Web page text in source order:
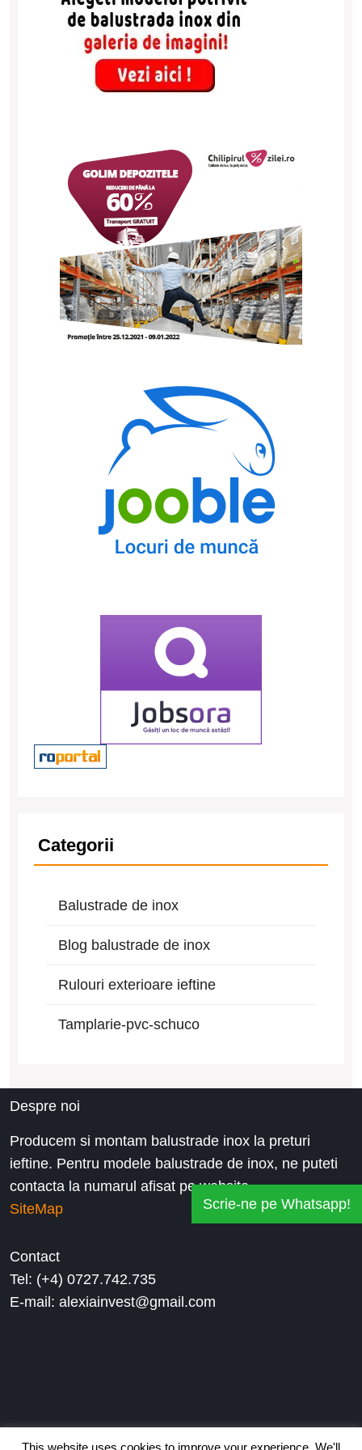
Categorii
Balustrade de inox
Blog balustrade de inox
Rulouri exterioare ieftine
Tamplarie-pvc-schuco
Despre noi
Producem si montam balustrade inox la preturi
ieftine. Pentru modele balustrade de inox, ne puteti
contacta la numarul afisat pe website.
SiteMap
Contact
Tel: (+4) 0727.742.735
E-mail: alexiainvest@gmail.com
This website uses cookies to improve your experience. We'll
Scrie-ne pe Whatsapp!